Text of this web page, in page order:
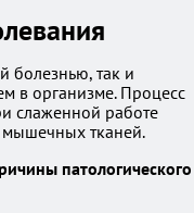
болезнью, так и
в организме. Процесс
слаженной работе
мышечных тканей.
патологического